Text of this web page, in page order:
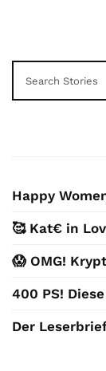
Happy
🥰 Kat€ in
😱 OMG!
400 PS!
Der